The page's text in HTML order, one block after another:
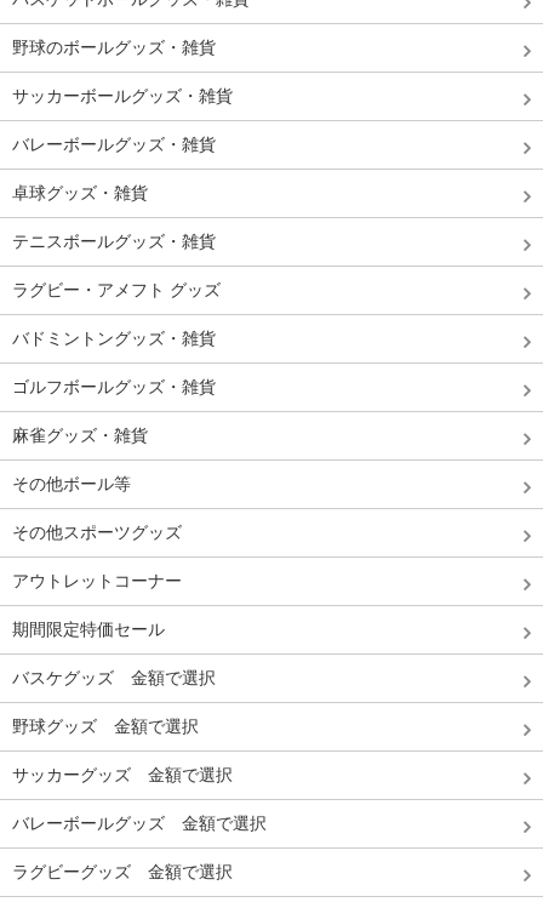
野球のボールグッズ・雑貨
サッカーボールグッズ・雑貨
バレーボールグッズ・雑貨
卓球グッズ・雑貨
テニスボールグッズ・雑貨
ラグビー・アメフト グッズ
バドミントングッズ・雑貨
ゴルフボールグッズ・雑貨
麻雀グッズ・雑貨
その他ボール等
その他スポーツグッズ
アウトレットコーナー
期間限定特価セール
バスケグッズ 金額で選択
野球グッズ 金額で選択
サッカーグッズ 金額で選択
バレーボールグッズ 金額で選択
ラグビーグッズ 金額で選択